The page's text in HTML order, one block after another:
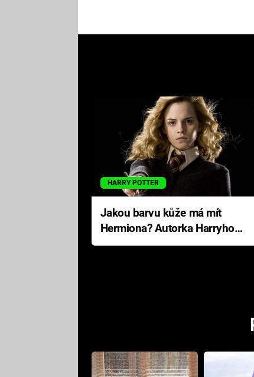
HARRY POTTER
Jakou barvu kůže má mít
Hermiona? Autorka Harryho
Pottera přišla s ráznou